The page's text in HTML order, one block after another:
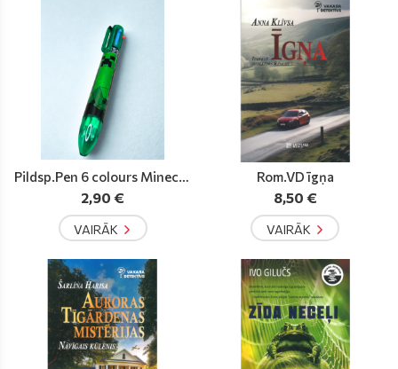
Pildsp.Pen 6 colours Minecra
ft
2,90 €
VAIRĀK
Rom.VD īgņa
8,50 €
VAIRĀK